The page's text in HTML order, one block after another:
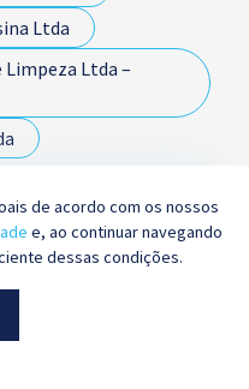
de acordo com os nossos
e, ao continuar navegando
dessas condições.
Ltda
Limpeza Ltda –
de Aratu S.A.